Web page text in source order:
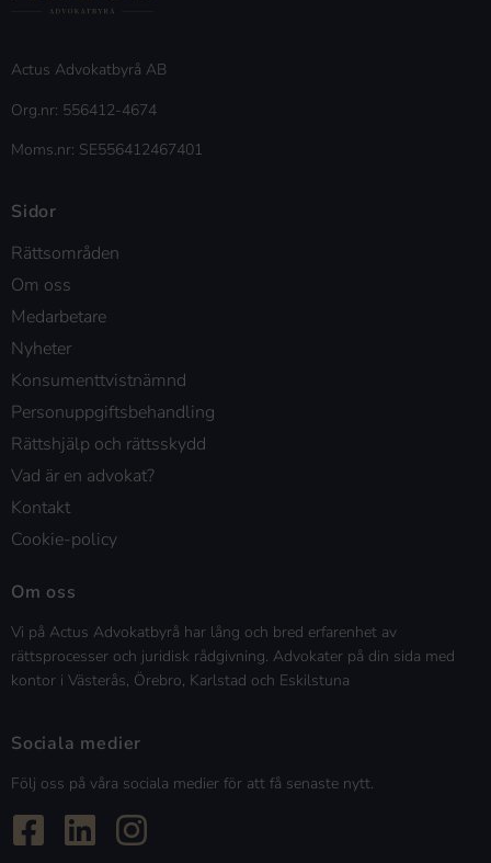
Actus Advokatbyrå AB
Org.nr: 556412-4674
Moms.nr: SE556412467401
Sidor
Rättsområden
Om oss
Medarbetare
Nyheter
Konsumenttvistnämnd
Personuppgiftsbehandling
Rättshjälp och rättsskydd
Vad är en advokat?
Kontakt
Cookie-policy
Om oss
Vi på Actus Advokatbyrå har lång och bred erfarenhet av
rättsprocesser och juridisk rådgivning. Advokater på din sida med
kontor i Västerås, Örebro, Karlstad och Eskilstuna
Sociala medier
Följ oss på våra sociala medier för att få senaste nytt.